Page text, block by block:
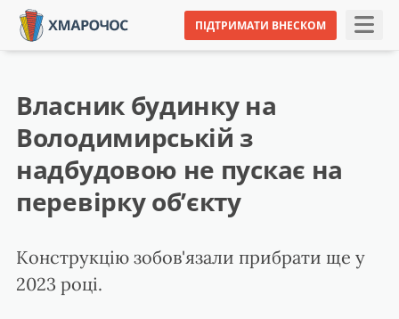
ПІДТРИМАТИ ВНЕСКОМ
Власник будинку на
Володимирській з
надбудовою не пускає на
перевірку об’єкту
Конструкцію зобов'язали прибрати ще у
2023 році.